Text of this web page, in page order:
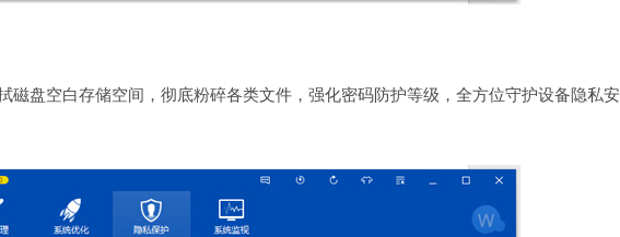
磁盘空白存储空间，彻底粉碎各类文件，强化密码防护等级，全方位守护设备隐私安